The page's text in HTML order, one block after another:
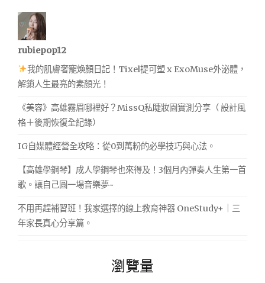
rubiepop12
我的肌膚奢寵煥顏日記！Tixel提可塑 x ExoMuse外泌體，
解鎖人生最亮的素顏光！
《美容》高雄霧眉哪裡好？MissQ私睫妝園實測分享（ 設計風
格＋後期恢復全紀錄）
IG自媒體經營全攻略：從0到萬粉的必學技巧與心法。
【高雄學鋼琴】成人學鋼琴也來得及！3個月內彈奏人生第一首
歌。讓自己圓一場音樂夢~
不用再趕補習班！我家選擇的線上教育神器 OneStudy+｜三
年家長真心分享篇。
瀏覽量